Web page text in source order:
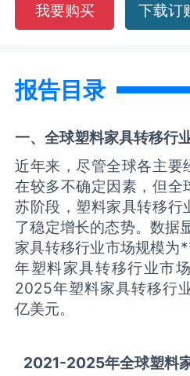
我要购买 下载订
报告目录
一、全球塑料家具转移行
近年来，尽管全球各主要
在较多不确定因素，但全
苏阶段，塑料家具转移行
了稳定增长的态势。数据
家具转移行业市场规模
年塑料家具转移行业市
2025年塑料家具转移行
亿美元。
2021-2025年全球塑料